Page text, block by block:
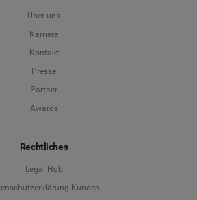
Über uns
Karriere
Kontakt
Presse
Partner
Awards
Rechtliches
Legal Hub
Kunden